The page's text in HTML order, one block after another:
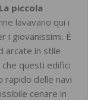
piccola
lavavano qui i
i giovanissimi. È
arcate in stile
che questi edifici
rapido delle navi
cenare in